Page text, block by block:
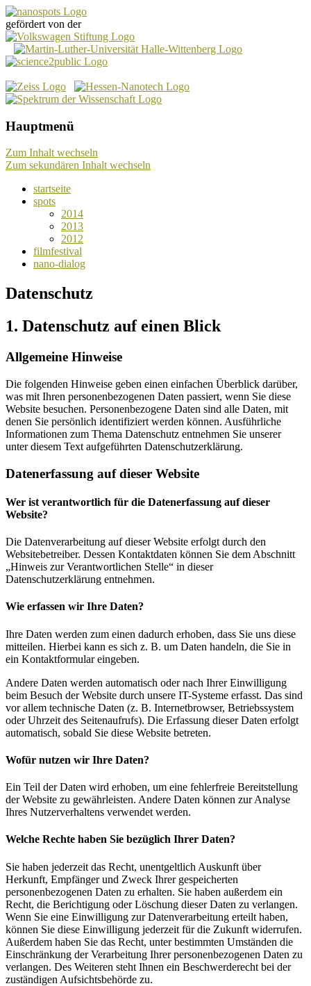
nanospots – Hauptseite
Das Nano-Kurzfilm-Festival
gefördert von der
Hauptmenü
Zum Inhalt wechseln
Zum sekundären Inhalt wechseln
startseite
spots
2014
2013
2012
filmfestival
nano-dialog
Datenschutz
1. Datenschutz auf einen Blick
Allgemeine Hinweise
Die folgenden Hinweise geben einen einfachen Überblick darüber,
was mit Ihren personenbezogenen Daten passiert, wenn Sie diese
Website besuchen. Personenbezogene Daten sind alle Daten, mit
denen Sie persönlich identifiziert werden können. Ausführliche
Informationen zum Thema Datenschutz entnehmen Sie unserer
unter diesem Text aufgeführten Datenschutzerklärung.
Datenerfassung auf dieser Website
Wer ist verantwortlich für die Datenerfassung auf dieser
Website?
Die Datenverarbeitung auf dieser Website erfolgt durch den
Websitebetreiber. Dessen Kontaktdaten können Sie dem Abschnitt
„Hinweis zur Verantwortlichen Stelle“ in dieser
Datenschutzerklärung entnehmen.
Wie erfassen wir Ihre Daten?
Ihre Daten werden zum einen dadurch erhoben, dass Sie uns diese
mitteilen. Hierbei kann es sich z. B. um Daten handeln, die Sie in
ein Kontaktformular eingeben.
Andere Daten werden automatisch oder nach Ihrer Einwilligung
beim Besuch der Website durch unsere IT-Systeme erfasst. Das sind
vor allem technische Daten (z. B. Internetbrowser, Betriebssystem
oder Uhrzeit des Seitenaufrufs). Die Erfassung dieser Daten erfolgt
automatisch, sobald Sie diese Website betreten.
Wofür nutzen wir Ihre Daten?
Ein Teil der Daten wird erhoben, um eine fehlerfreie Bereitstellung
der Website zu gewährleisten. Andere Daten können zur Analyse
Ihres Nutzerverhaltens verwendet werden.
Welche Rechte haben Sie bezüglich Ihrer Daten?
Sie haben jederzeit das Recht, unentgeltlich Auskunft über
Herkunft, Empfänger und Zweck Ihrer gespeicherten
personenbezogenen Daten zu erhalten. Sie haben außerdem ein
Recht, die Berichtigung oder Löschung dieser Daten zu verlangen.
Wenn Sie eine Einwilligung zur Datenverarbeitung erteilt haben,
können Sie diese Einwilligung jederzeit für die Zukunft widerrufen.
Außerdem haben Sie das Recht, unter bestimmten Umständen die
Einschränkung der Verarbeitung Ihrer personenbezogenen Daten zu
verlangen. Des Weiteren steht Ihnen ein Beschwerderecht bei der
zuständigen Aufsichtsbehörde zu.